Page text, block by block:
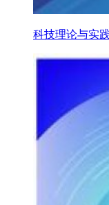
科技理论与实践